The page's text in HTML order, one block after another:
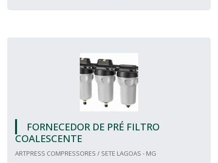
FORNECEDOR DE PRÉ FILTRO
COALESCENTE
ARTPRESS COMPRESSORES / SETE LAGOAS - MG